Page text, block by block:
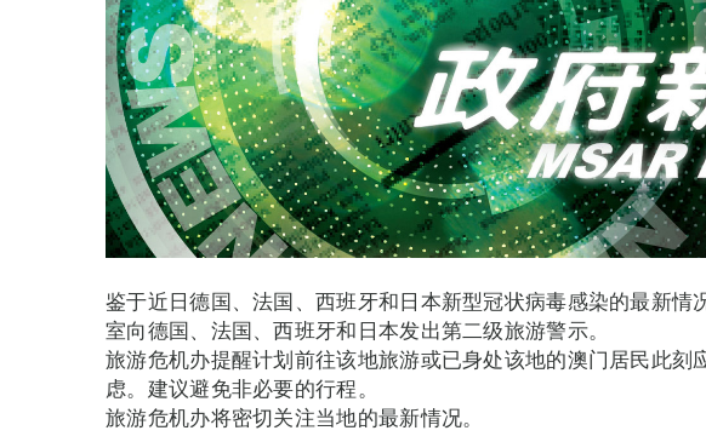
鉴于近日德国、法国、西班牙和日本新型冠状病毒感染的最新情
室向德国、法国、西班牙和日本发出第二级旅游警示。
旅游危机办提醒计划前往该地旅游或已身处该地的澳门居民此刻
虑。建议避免非必要的行程。
旅游危机办将密切关注当地的最新情况。